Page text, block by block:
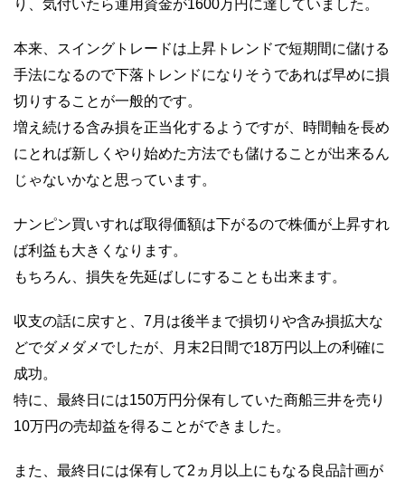
り、気付いたら運用資金が1600万円に達していました。
本来、スイングトレードは上昇トレンドで短期間に儲ける
手法になるので下落トレンドになりそうであれば早めに損
切りすることが一般的です。
増え続ける含み損を正当化するようですが、時間軸を長め
にとれば新しくやり始めた方法でも儲けることが出来るん
じゃないかなと思っています。
ナンピン買いすれば取得価額は下がるので株価が上昇すれ
ば利益も大きくなります。
もちろん、損失を先延ばしにすることも出来ます。
収支の話に戻すと、7月は後半まで損切りや含み損拡大な
どでダメダメでしたが、月末2日間で18万円以上の利確に
成功。
特に、最終日には150万円分保有していた商船三井を売り
10万円の売却益を得ることができました。
また、最終日には保有して2ヵ月以上にもなる良品計画が